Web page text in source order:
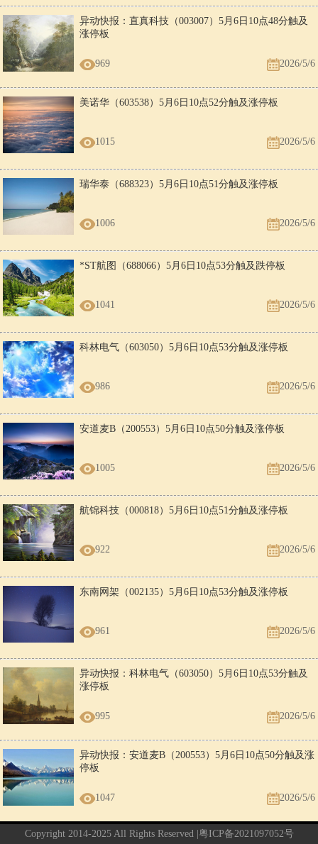
异动快报：直真科技（003007）5月6日10点48分触及
涨停板
969 2026/5/6
美诺华（603538）5月6日10点52分触及涨停板
1015 2026/5/6
瑞华泰（688323）5月6日10点51分触及涨停板
1006 2026/5/6
*ST航图（688066）5月6日10点53分触及跌停板
1041 2026/5/6
科林电气（603050）5月6日10点53分触及涨停板
986 2026/5/6
安道麦B（200553）5月6日10点50分触及涨停板
1005 2026/5/6
航锦科技（000818）5月6日10点51分触及涨停板
922 2026/5/6
东南网架（002135）5月6日10点53分触及涨停板
961 2026/5/6
异动快报：科林电气（603050）5月6日10点53分触及
涨停板
995 2026/5/6
异动快报：安道麦B（200553）5月6日10点50分触及涨
停板
1047 2026/5/6
Copyright 2014-2025 All Rights Reserved | 粤ICP备2021097052号